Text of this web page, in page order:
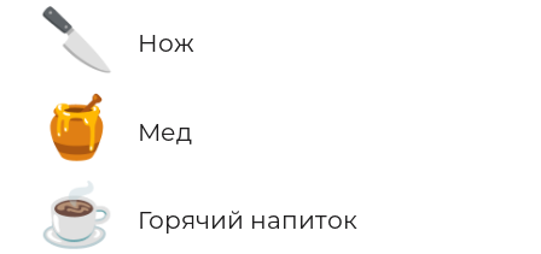
🔪 Нож
🍯 Мед
☕ Горячий напиток